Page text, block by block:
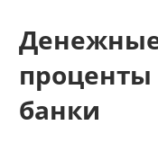
банки